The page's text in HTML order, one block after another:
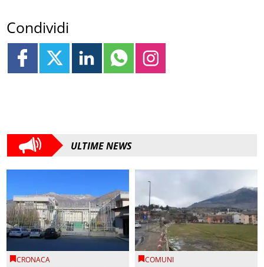
Condividi
ULTIME NEWS
CRONACA COMUNI